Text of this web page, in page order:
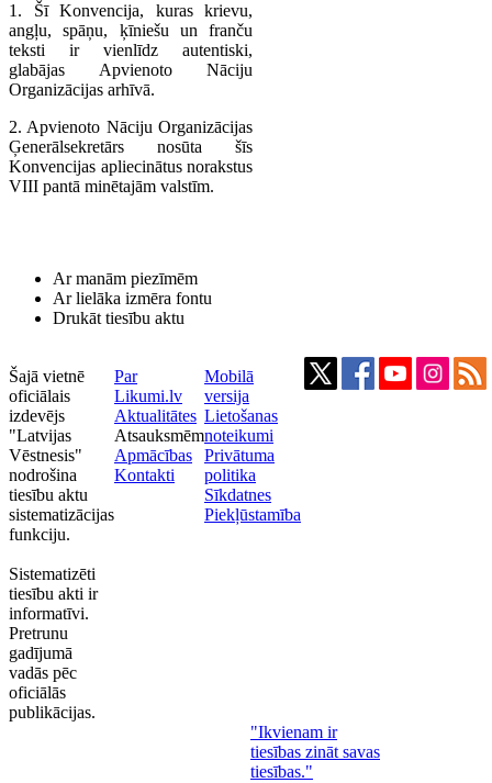
1. Šī Konvencija, kuras krievu,
angļu, spāņu, ķīniešu un franču
teksti ir vienlīdz autentiski,
glabājas Apvienoto Nāciju
Organizācijas arhīvā.
2. Apvienoto Nāciju Organizācijas
Ģenerālsekretārs nosūta šīs
Konvencijas apliecinātus norakstus
VIII pantā minētajām valstīm.
Ar manām piezīmēm
Ar lielāka izmēra fontu
Drukāt tiesību aktu
Šajā vietnē
oficiālais
izdevējs
"Latvijas
Vēstnesis"
nodrošina
tiesību aktu
sistematizācijas
funkciju.
Sistematizēti
tiesību akti ir
informatīvi.
Pretrunu
gadījumā
vadās pēc
oficiālās
publikācijas.
Par
Likumi.lv
Aktualitātes
Atsauksmēm
Apmācības
Kontakti
Mobilā
versija
Lietošanas
noteikumi
Privātuma
politika
Sīkdatnes
Piekļūstamība
"Ikvienam ir
tiesības zināt savas
tiesības."